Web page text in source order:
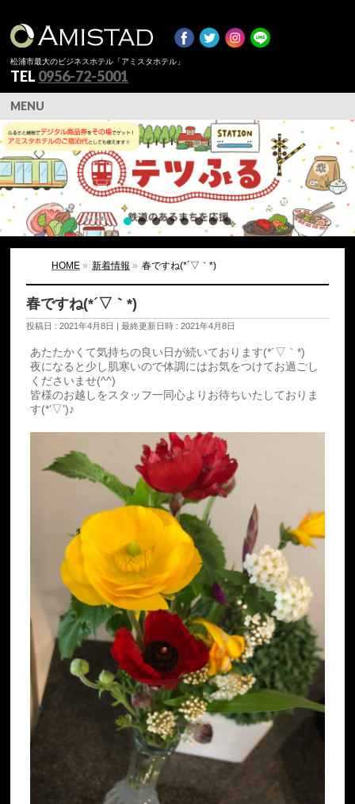
松浦市最大のビジネスホテル「アミスタホテル」
TEL 0956-72-5001
MENU
HOME» 新着情報 » 春ですね(*´▽｀*)
春ですね(*´▽｀*)
投稿日 : 2021年4月8日 最終更新日時 : 2021年4月8日
あたたかくて気持ちの良い日が続いております(*´▽｀*)
夜になると少し肌寒いので体調にはお気をつけてお過ごし
くださいませ(^^)
皆様のお越しをスタッフ一同心よりお待ちいたしておりま
す(*’▽’)♪